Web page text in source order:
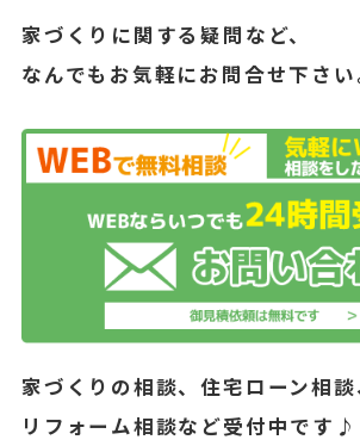
家づくりに関する疑問など、
なんでもお気軽にお問合せ下さい
家づくりの相談、住宅ローン相談
リフォーム相談など受付中です♪